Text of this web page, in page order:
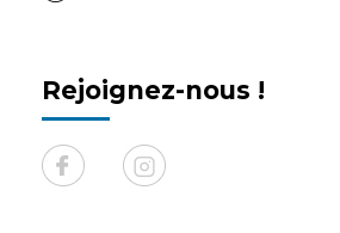
Rejoignez-nous !